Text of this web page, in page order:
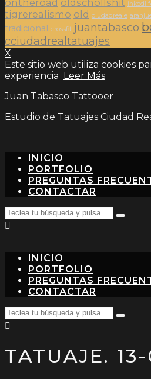
ontheroad oldschollshit
tigrerealismo old ciudadreale
tradicional crossfit juantabasco
cciudadrealtatuajes
X
Este sitio web utiliza cookies
experiencia Leer Más
Juan Tabasco Tattooer
Estudio de Tatuajes Ciudad
INICIO
PORTFOLIO
PREGUNTAS
CONTACTAR
Search
for:
Teclea
INICIO
PORTFOLIO
PREGUNTAS
CONTACTAR
Search
for:
Teclea
pulsa
intro…
TATUAJE.